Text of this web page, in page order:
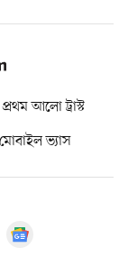
প্রথম আলো ট্রাস্ট
মোবাইল ভ্যাস